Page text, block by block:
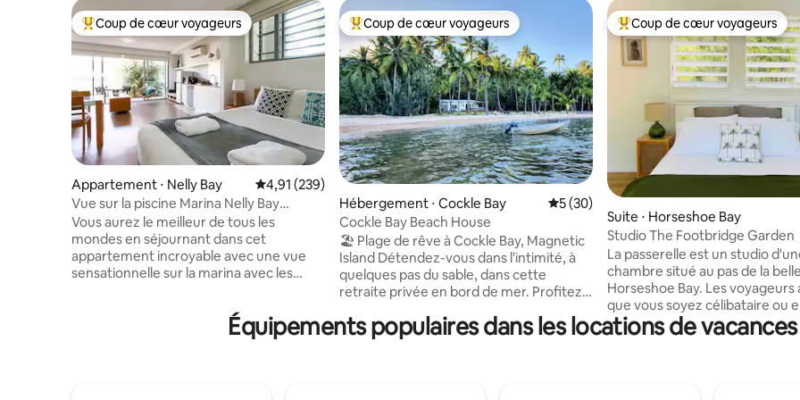
Coups de cœur voyageurs les plus appréciés
Coup de cœur voyageurs
Appartement ⋅ Nelly Bay Évaluation moyenne sur la base de 239 commentaires : 4,91 sur 5
4,91 (239)
Vue sur la piscine Marina Nelly Bay
Magnetic Island
Vous aurez le meilleur de tous les
mondes en séjournant dans cet
appartement incroyable avec une vue
sensationnelle sur la marina avec les
arrière-plan. Tout ce dont vous avez
besoin est à portée de main :
Coups de cœur voyageurs les plus appréciés
Coup de cœur voyageurs
Hébergement ⋅ Cockle Bay Évaluation moyenne sur la base de 30
5 (30)
Cockle Bay Beach House
🏖️ Plage de rêve à Cockle Bay, Magnetic
Island Détendez-vous dans l'intimité, à
quelques pas du sable, dans cette
retraite privée en bord de mer. Profitez
l'intimité. Parfait pour les couples, les
familles ou les voyageurs en solo qui
Coups de cœur voyageurs les
Coup de cœur voyageurs
Suite ⋅ Horseshoe Bay
Studio The Footbridge Garden
La passerelle est un studio
chambre situé au pas de la belle
Horseshoe Bay. Les voyageurs adultes,
que vous soyez célibataire ou
profiteront d'une cour privée et
propre piscine. Un lit queen
Équipements populaires dans les locations de